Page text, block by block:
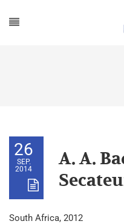
26
SEP.
2014
A. A.
South Africa, 2012